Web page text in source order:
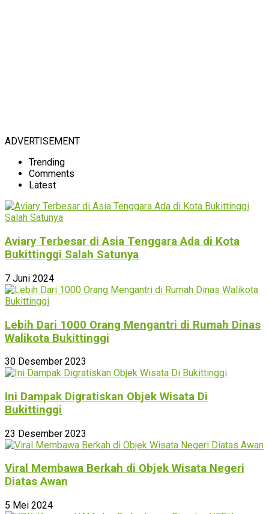
ADVERTISEMENT
Trending
Comments
Latest
Aviary Terbesar di Asia Tenggara Ada di Kota
Bukittinggi Salah Satunya
7 Juni 2024
Lebih Dari 1000 Orang Mengantri di Rumah Dinas
Walikota Bukittinggi
30 Desember 2023
Ini Dampak Digratiskan Objek Wisata Di
Bukittinggi
23 Desember 2023
Viral Membawa Berkah di Objek Wisata Negeri
Diatas Awan
5 Mei 2024